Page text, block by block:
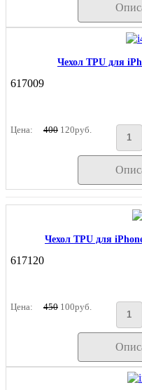
Чехол TPU для
617009
Цена: 400 120руб.
Чехол TPU для
617120
Цена: 450 100руб.